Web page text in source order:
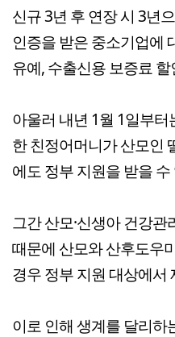
신규 3년 후 연장 시 3년
인증을 받은 중소기업에
유예, 수출신용 보증료
아울러 내년 1월 1일부
한 친정어머니가 산모인
에도 정부 지원을 받을 수
그간 산모·신생아 건강
때문에 산모와 산후도우
경우 정부 지원 대상에서
이로 인해 생계를 달리하